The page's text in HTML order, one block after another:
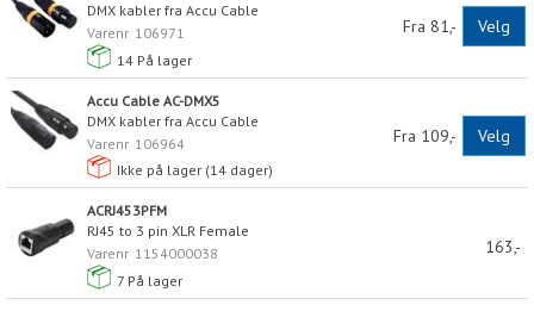
DMX kabler fra Accu Cable
Varenr 106971
14 På lager
Fra 81,- Velg
Accu Cable AC-DMX5
DMX kabler fra Accu Cable
Varenr 106964
Ikke på lager (14 dager)
Fra 109,- Velg
ACRJ453PFM
RJ45 to 3 pin XLR Female
Varenr 1154000038
7 På lager
163,-